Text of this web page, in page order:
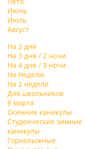
Июнь
Июль
Август
На 2 дня
На 3 дня / 2 ночи
На 4 дня / 3 ночи
На Неделю
На 2 недели
Для школьников
8 марта
Осенние каникулы
Студенческие зимние
каникулы
Горнолыжные